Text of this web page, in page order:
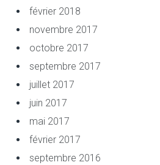
février 2018
novembre 2017
octobre 2017
septembre 2017
juillet 2017
juin 2017
mai 2017
février 2017
septembre 2016